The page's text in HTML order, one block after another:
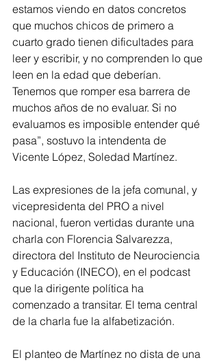
estamos viendo en datos concretos
que muchos chicos de primero a
cuarto grado tienen dificultades para
leer y escribir, y no comprenden lo que
leen en la edad que deberían.
Tenemos que romper esa barrera de
muchos años de no evaluar. Si no
evaluamos es imposible entender qué
pasa”, sostuvo la intendenta de
Vicente López, Soledad Martínez.
Las expresiones de la jefa comunal, y
vicepresidenta del PRO a nivel
nacional, fueron vertidas durante una
charla con Florencia Salvarezza,
directora del Instituto de Neurociencia
y Educación (INECO), en el podcast
que la dirigente política ha
comenzado a transitar. El tema central
de la charla fue la alfabetización.
El planteo de Martínez no dista de una